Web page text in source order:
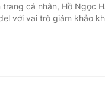
trang cá nhân, Hồ Ngọc
với vai trò giám khảo